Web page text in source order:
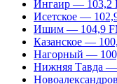
Ингаир — 103,2
Исетское —
Ишим — 104,9
Казанское —
Нагорный —
Нижняя Тавда —